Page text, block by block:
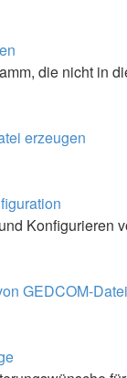
die nicht in
erzeugen
Konfigurieren
GEDCOM-